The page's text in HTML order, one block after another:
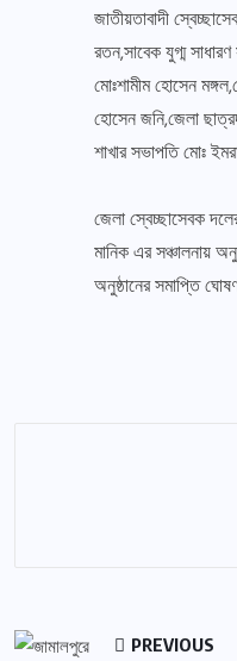
জাতীয়তাবাদী
রতন,সাবেক যুগ্ম
মোঃশামীম হোসেন
হোসেন জনি,জেলা
শাখার সভাপতি মোঃ
জেলা স্বেচ্ছাসেবক
মানিক এর সঞ্চালনায়
অনুষ্ঠানের সমাপ্তি
PREVIOUS